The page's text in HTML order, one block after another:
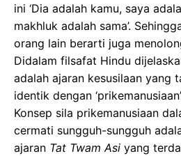
ini ‘Dia adalah kamu, saya
makhluk adalah sama’.
orang lain berarti juga
Didalam filsafat Hindu
adalah ajaran kesusilaan yang
identik dengan
Konsep sila prikemanusiaan
cermati sungguh-sungguh
ajaran Tat Twam Asi yang